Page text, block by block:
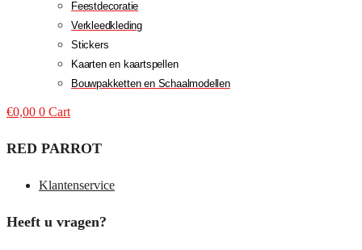
Feestdecoratie
Verkleedkleding
Stickers
Kaarten en kaartspellen
Bouwpakketten en Schaalmodellen
€0,00 0 Cart
RED PARROT
Klantenservice
Heeft u vragen?